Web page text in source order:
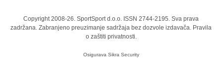
Copyright 2008-26. SportSport d.o.o. ISSN 2744-2195. Sva prava
zadržana. Zabranjeno preuzimanje sadržaja bez dozvole izdavača. Pravila
o zaštiti privatnosti.
Osigurava Sikra Security